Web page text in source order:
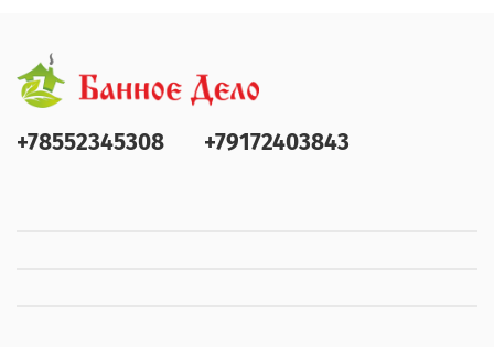
+78552345308 +79172403843